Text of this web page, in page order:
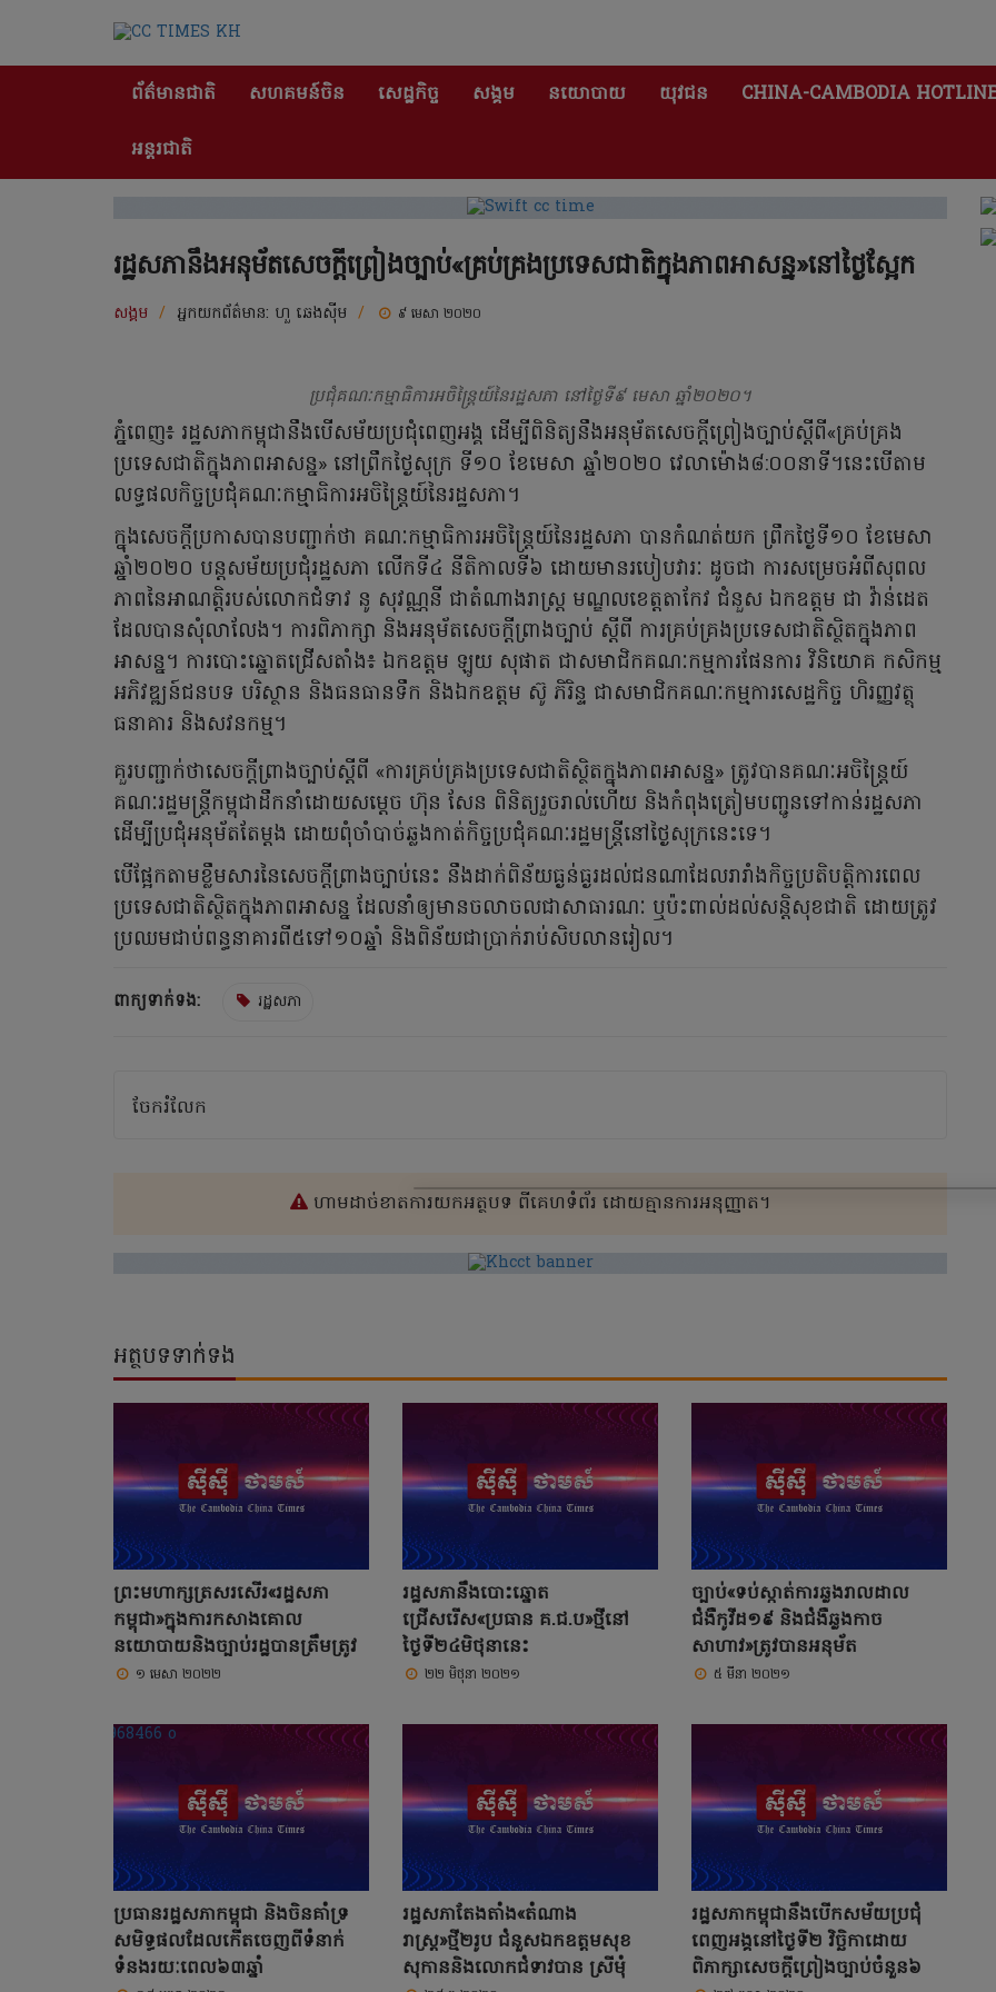
ព័ត៌មានជាតិ សហគមន៍ចិន សេដ្ឋកិច្ច សង្គម នយោបាយ យុវជន CHINA-CAMBODIA
អន្តរជាតិ
រដ្ឋសភានឹងអនុម័តសេចក្តីព្រៀងច្បាប់«គ្រប់គ្រងប្រទេសជាតិក្នុងភាពអាសន្ន»នៅថ្ងៃស្អែក
សង្គម / អ្នកយកព័ត៌មាន: ហួ ឆេងស៊ីម / ៩ មេសា ២០២០
ប្រជុំគណៈកម្មាធិការអចិន្រ្តៃយ៍នៃរដ្ឋសភា នៅថ្ងៃទី៩ មេសា ឆ្នាំ២០២០។
ភ្នំពេញ៖ រដ្ឋសភាកម្ពុជានឹងបើសម័យប្រជុំពេញអង្គ ដើម្បីពិនិត្យនឹងអនុម័តសេចក្តីព្រៀងច្បាប់ស្តីពី«គ្រប់គ្រង
ប្រទេសជាតិក្នុងភាពអាសន្ន» នៅព្រឹកថ្ងៃសុក្រ ទី១០ ខែមេសា ឆ្នាំ២០២០ វេលាម៉ោង៨:០០នាទី។នេះបើតាម
លទ្ធផលកិច្ចប្រជុំគណៈកម្មាធិការអចិន្រ្តៃយ៍នៃរដ្ឋសភា។
ក្នុងសេចក្តីប្រកាសបានបញ្ជាក់ថា គណៈកម្មាធិការអចិន្រ្តៃយ៍នៃរដ្ឋសភា បានកំណត់យក ព្រឹកថ្ងៃទី១០ ខែមេសា
ឆ្នាំ២០២០ បន្តសម័យប្រជុំរដ្ឋសភា លើកទី៤ នីតិកាលទី៦ ដោយមានរបៀបវារៈ ដូចជា ការសម្រេចអំពីសុពល
ភាពនៃអាណត្តិរបស់លោកជំទាវ នូ សុវណ្ណនី ជាតំណាងរាស្រ្ត មណ្ឌលខេត្តតាកែវ ជំនួស ឯកឧត្តម ជា វ៉ាន់ដេត
ដែលបានសុំលាលែង។ ការពិភាក្សា និងអនុម័តសេចក្តីព្រាងច្បាប់ ស្តីពី ការគ្រប់គ្រងប្រទេសជាតិស្ថិតក្នុងភាព
អាសន្ន។ ការបោះឆ្នោតជ្រើសតាំង៖ ឯកឧត្តម ឡូយ សុផាត ជាសមាជិកគណៈកម្មការផែនការ វិនិយោគ កសិកម្ម
អភិវឌ្ឍន៍ជនបទ បរិស្ថាន និងធនធានទឹក និងឯកឧត្តម ស៊ូ ភិរិន្ទ ជាសមាជិកគណៈកម្មការសេដ្ឋកិច្ច ហិរញ្ញវត្ថុ
ធនាគារ និងសវនកម្ម។
គួរបញ្ជាក់ថាសេចក្តីព្រាងច្បាប់ស្តីពី «ការគ្រប់គ្រងប្រទេសជាតិស្ថិតក្នុងភាពអាសន្ន» ត្រូវបានគណៈអចិន្ត្រៃយ៍
គណៈរដ្ឋមន្ត្រីកម្ពុជាដឹកនាំដោយសម្តេច ហ៊ុន សែន ពិនិត្យរួចរាល់ហើយ និងកំពុងត្រៀមបញ្ជូនទៅកាន់រដ្ឋសភា
ដើម្បីប្រជុំអនុម័តតែម្តង ដោយពុំចាំបាច់ឆ្លងកាត់កិច្ចប្រជុំគណៈរដ្ឋមន្ត្រីនៅថ្ងៃសុក្រនេះទេ។
បើផ្អែកតាមខ្លឹមសារនៃសេចក្តីព្រាងច្បាប់នេះ នឹងដាក់ពិន័យធ្ងន់ធ្ងរដល់ជនណាដែលរារាំងកិច្ចប្រតិបត្តិការពេល
ប្រទេសជាតិស្ថិតក្នុងភាពអាសន្ន ដែលនាំឲ្យមានចលាចលជាសាធារណៈ ឬប៉ះពាល់ដល់សន្តិសុខជាតិ ដោយត្រូវ
ប្រឈមជាប់ពន្ធនាគារពី៥ទៅ១០ឆ្នាំ និងពិន័យជាប្រាក់រាប់សិបលានរៀល។
ពាក្យទាក់ទង: រដ្ឋសភា
ចែករំលែក
ហាមដាច់ខាតការយកអត្ថបទ ពីគេហទំព័រ ដោយគ្មានការអនុញ្ញាត។
អត្ថបទទាក់ទង
ព្រះមហាក្សត្រសរសើរ«រដ្ឋសភា
កម្ពុជា»ក្នុងការកសាងគោល
នយោបាយនិងច្បាប់រដ្ឋបានត្រឹមត្រូវ
១ មេសា ២០២២
រដ្ឋសភានឹងបោះឆ្នោត
ជ្រើសរើស«ប្រធាន គ.ជ.ប»ថ្មីនៅ
ថ្ងៃទី២៤មិថុនានេះ
២២ មិថុនា ២០២១
ច្បាប់«ទប់ស្កាត់ការឆ្លងរាលដាល
ជំងឺកូវីដ១៩ និងជំងឺឆ្លងកាច
សាហាវ»ត្រូវបានអនុម័ត
៥ មីនា ២០២១
ប្រធានរដ្ឋសភាកម្ពុជា និងចិនគាំទ្រ
សមិទ្ធផលដែលកើតចេញពីទំនាក់
ទំនងរយៈពេល៦៣ឆ្នាំ
រដ្ឋសភាតែងតាំង«តំណាង
រាស្រ្ត»ថ្មី២រូប ជំនួសឯកឧត្តមសុខ
សុកាននិងលោកជំទាវបាន ស្រីមុំ
រដ្ឋសភាកម្ពុជានឹងបើកសម័យប្រជុំ
ពេញអង្គនៅថ្ងៃទី២ វិច្ឆិកាដោយ
ពិភាក្សាសេចក្តីព្រៀងច្បាប់ចំនួន៦